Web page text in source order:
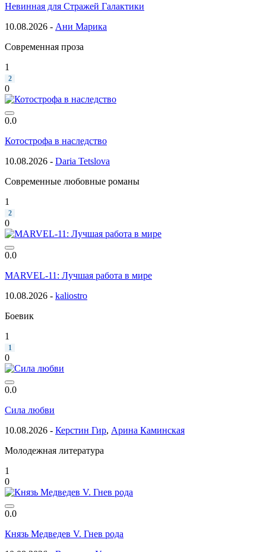
Невинная для Стражей Галактики
10.08.2026 - Ани Марика
Современная проза
1
2
0
0.0
Котострофа в наследство
10.08.2026 - Daria Tetslova
Современные любовные романы
1
2
0
0.0
MARVEL-11: Лучшая работа в мире
10.08.2026 - kaliostro
Боевик
1
1
0
0.0
Сила любви
10.08.2026 - Керстин Гир, Арина Каминская
Молодежная литература
1
0
0.0
Князь Медведев V. Гнев рода